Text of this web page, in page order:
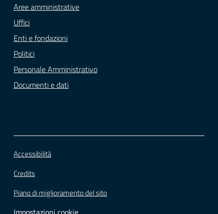
Aree amministrative
Uffici
Enti e fondazioni
Politici
Personale Amministrativo
Documenti e dati
Accessibilità
Credits
Piano di miglioramento del sito